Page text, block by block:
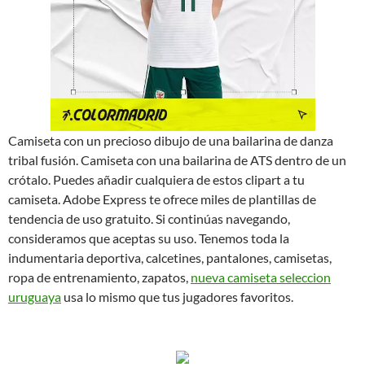
Camiseta con un precioso dibujo de una bailarina de danza
tribal fusión. Camiseta con una bailarina de ATS dentro de un
crótalo. Puedes añadir cualquiera de estos clipart a tu
camiseta. Adobe Express te ofrece miles de plantillas de
tendencia de uso gratuito. Si continúas navegando,
consideramos que aceptas su uso. Tenemos toda la
indumentaria deportiva, calcetines, pantalones, camisetas,
ropa de entrenamiento, zapatos, nueva camiseta seleccion
uruguaya usa lo mismo que tus jugadores favoritos.